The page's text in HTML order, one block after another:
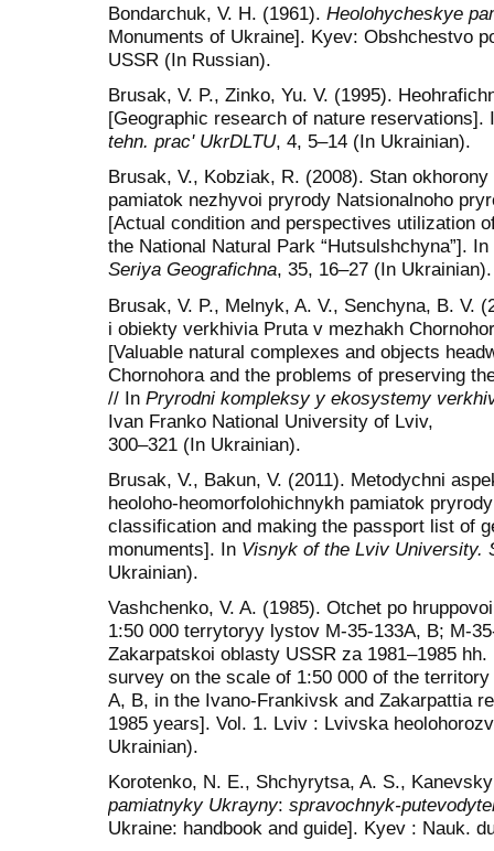
Bondarchuk, V. H. (1961). Heolohycheskye
Monuments of Ukraine]. Kyev: Obshchestvo
USSR (In Russian).
Brusak, V. P., Zinko, Yu. V. (1995).
[Geographic research of nature reservations].
tehn. prac' UkrDLTU, 4, 5–14 (In Ukrainian).
Brusak, V., Kobziak, R. (2008). Stan
pamiatok nezhyvoi pryrody Natsionalnoho
[Actual condition and perspectives utilization
the National Naturаl Park “Hutsulshchyna”]. In
Seriya Geografichna, 35, 16–27 (In Ukrainian).
Brusak, V. P., Melnyk, A. V., Senchyna, B. V.
i obiekty verkhivia Pruta v mezhakh
[Valuable natural complexes and objects
Chornohora and the problems of preserving
// In Pryrodni kompleksy y ekosystemy
Ivan Franko National University of Lviv,
300–321 (In Ukrainian).
Brusak, V., Bakun, V. (2011). Metodychni
heoloho-heomorfolohichnykh pamiatok
classification and making the passport list of
monuments]. In Visnyk of the Lviv University.
Ukrainian).
Vashchenko, V. A. (1985). Otchet po
1:50 000 terrytoryy lystov M-35-133A, B; M-
Zakarpatskoi oblasty USSR za 1981–1985
survey on the scale of 1:50 000 of the
A, B, in the Ivano-Frankivsk and Zakarpattia
1985 years]. Vol. 1. Lviv : Lvivska
Ukrainian).
Korotenko, N. E., Shchyrytsa, A. S.,
pamiatnyky Ukrayny: spravochnyk-
Ukraine: handbook and guide]. Kyev : Nauk.